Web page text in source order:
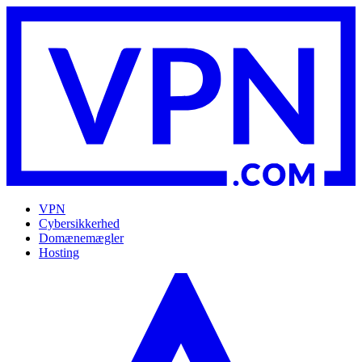
VPN
Cybersikkerhed
Domænemægler
Hosting